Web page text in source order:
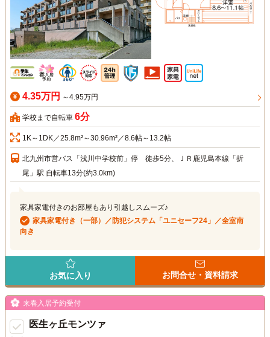
4.35万円 ～4.95万円
学校まで自転車 6分
1K～1DK／25.8m²～30.96m²／8.6帖～13.2帖
北九州市営バス「浅川中学校前」停 徒歩5分、ＪＲ鹿児島本線「折
尾」駅 自転車13分(約3.0km)
家具家電付きのお部屋もあり引越しスムーズ♪
家具家電付き（一部）／防犯システム「ユニセーフ24」／全室南
向き
お気に入り お問合せ・資料請求
来春入居予約受付
医生ヶ丘モンツァ